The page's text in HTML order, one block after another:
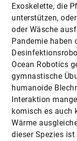
Exoskelette, die
unterstützen,
oder Wäsche
Pandemie haben
Ocean Robotics
gymnastische
humanoide
Interaktion
komisch es auch
Wärme
dieser Spezies ist